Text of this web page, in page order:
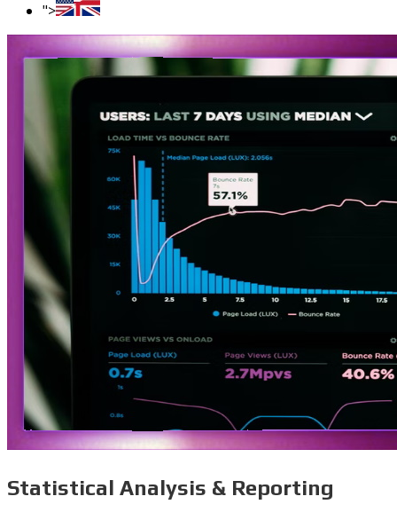
">
Statistical Analysis & Reporting